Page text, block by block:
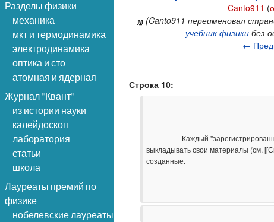
Разделы физики
механика
мкт и термодинамика
электродинамика
оптика и сто
атомная и ядерная
Журнал "Квант"
из истории науки
калейдоскоп
лаборатория
статьи
школа
Лауреаты премий по
физике
нобелевские лауреаты
Canto911 (
м (Canto911 переименовал
учебник физикибез
←
Строка 10:
выкладывать свои материалы (см.
созданные.